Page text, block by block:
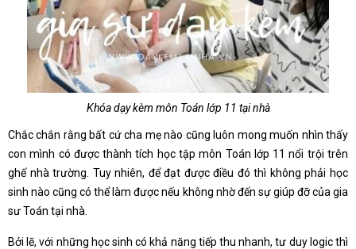
Khóa dạy kèm môn Toán lớp 11 tại nhà
Chắc chắn rằng bất cứ cha mẹ nào cũng luôn mong muốn nhìn thấy
con mình có được thành tích học tập môn Toán lớp 11 nổi trội trên
ghế nhà trường. Tuy nhiên, để đạt được điều đó thì không phải học
sinh nào cũng có thể làm được nếu không nhờ đến sự giúp đỡ của gia
sư Toán tại nhà.
Bởi lẽ, với những học sinh có khả năng tiếp thu nhanh, tư duy logic thì